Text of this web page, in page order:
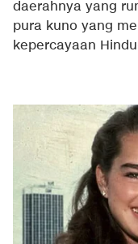
daerahnya yang
pura kuno yang
kepercayaan